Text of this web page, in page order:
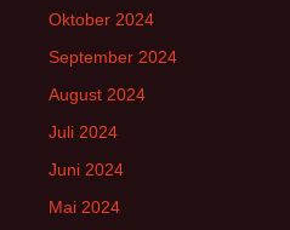
Oktober 2024
September 2024
August 2024
Juli 2024
Juni 2024
Mai 2024